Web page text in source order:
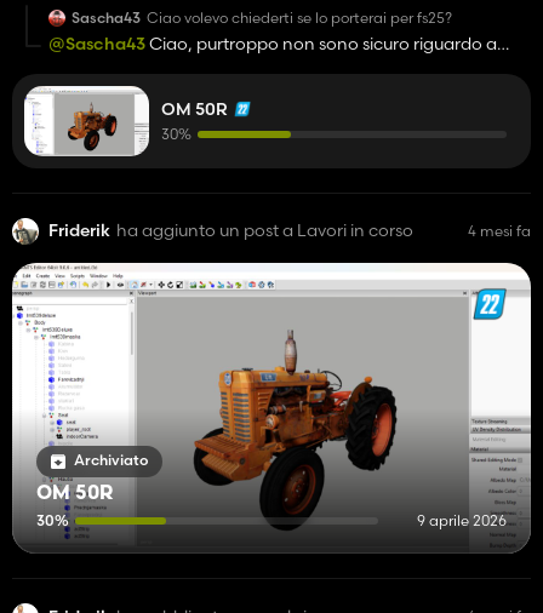
Sascha43 Ciao volevo chiederti se lo porterai per fs25?
@Sascha43Ciao, purtroppo non sono sicuro riguardo a
necessari, quindi forse in futuro.
OM 50R
30%
Friderik ha aggiunto un post a Lavori in corso 4 mesi fa
Archiviato
OM 50R
30% 9 aprile 2026